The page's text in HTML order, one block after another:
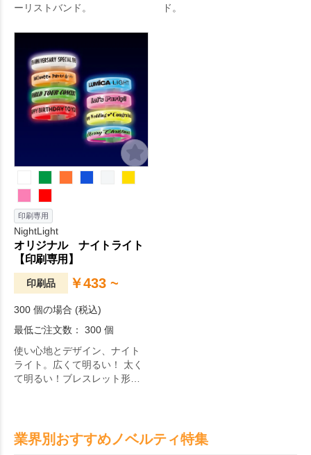
ーリストバンド。
ド。
印刷専用
NightLight
オリジナル ナイトライト
【印刷専用】
印刷品 ￥433 ~
300 個の場合 (税込)
最低ご注文数： 300 個
使い心地とデザイン、ナイト
ライト。広くて明るい！ 太く
て明るい！ブレスレット形状
販品にも使いやすい、個包装
タイプです。
業界別おすすめノベルティ特集